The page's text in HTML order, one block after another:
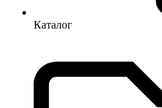
Каталог